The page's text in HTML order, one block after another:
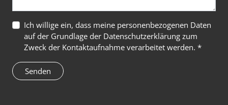
Ich willige ein, dass meine personenbezogenen Daten
auf der Grundlage der Datenschutzerklärungzum
Zweck der Kontaktaufnahme verarbeitet werden. *